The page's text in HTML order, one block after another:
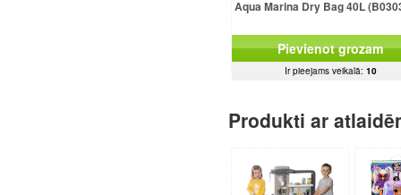
Aqua Marina Dry Bag 40L
Pievienot grozam
Ir pieejams veikalā: 10
Produkti ar